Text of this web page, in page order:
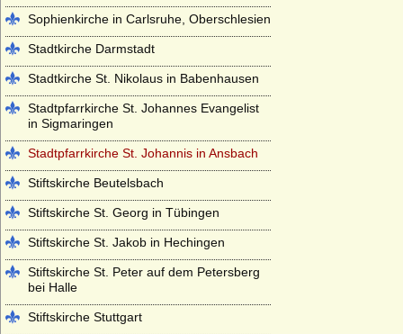
Sophienkirche in Carlsruhe, Oberschlesien
Stadtkirche Darmstadt
Stadtkirche St. Nikolaus in Babenhausen
Stadtpfarrkirche St. Johannes Evangelist
in Sigmaringen
Stadtpfarrkirche St. Johannis in Ansbach
Stiftskirche Beutelsbach
Stiftskirche St. Georg in Tübingen
Stiftskirche St. Jakob in Hechingen
Stiftskirche St. Peter auf dem Petersberg
bei Halle
Stiftskirche Stuttgart